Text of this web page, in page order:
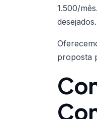
1.500/
desejados.
proposta